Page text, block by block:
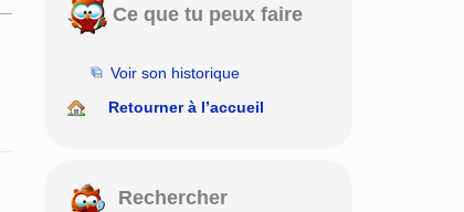
Ce que tu peux faire
Voir son historique
Retourner à l’accueil
Rechercher